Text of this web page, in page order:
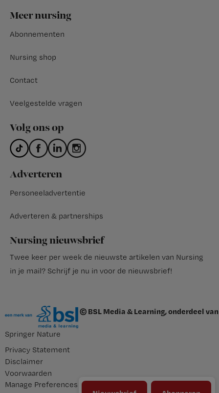
Footer
Meer nursing
Abonnementen
Nursing shop
Contact
Veelgestelde vragen
Volg ons op
Adverteren
Personeeladvertentie
Adverteren & partnerships
Nursing nieuwsbrief
Twee keer per week de nieuwste artikelen van Nursing
in je mail? Schrijf je nu in voor de nieuwsbrief!
© BSL Media & Learning, onderdeel van
Springer Nature
Privacy Statement
Disclaimer
Voorwaarden
Manage Preferences